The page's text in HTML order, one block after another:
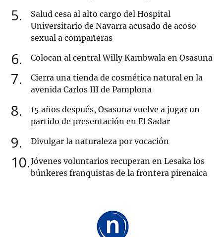
5
Salud cesa al alto cargo del Hospital
Universitario de Navarra acusado de acoso
sexual a compañeras
6 Colocan al central Willy Kambwala en Osasuna
7
Cierra una tienda de cosmética natural en la
avenida Carlos III de Pamplona
8
15 años después, Osasuna vuelve a jugar un
partido de presentación en El Sadar
9 Divulgar la naturaleza por vocación
10 Jóvenes voluntarios recuperan en Lesaka los
búnkeres franquistas de la frontera pirenaica